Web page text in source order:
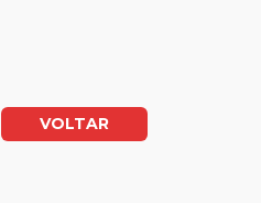
VOLTAR